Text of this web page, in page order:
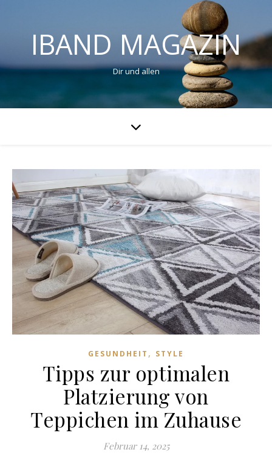
IBAND MAGAZIN
Dir und allen
GESUNDHEIT , STYLE
Tipps zur optimalen
Platzierung von
Teppichen im Zuhause
Februar 14, 2025